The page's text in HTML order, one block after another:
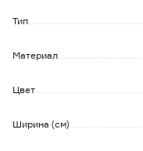
Тип
Материал
Цвет
Ширина (см)